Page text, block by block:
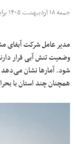
جمعه ۱۸ اردیبهشت ۱۴۰۵ برابر با ۰۸ مه ۲۰۲۶
وضعیت تنش آبی قرار
شود. آمارها نشان می‌دهد
همچنان چند استان با